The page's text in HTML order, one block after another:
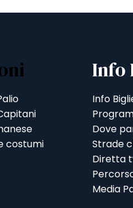
costumi
Info
Info
Dove
Strade
Diretta
Media